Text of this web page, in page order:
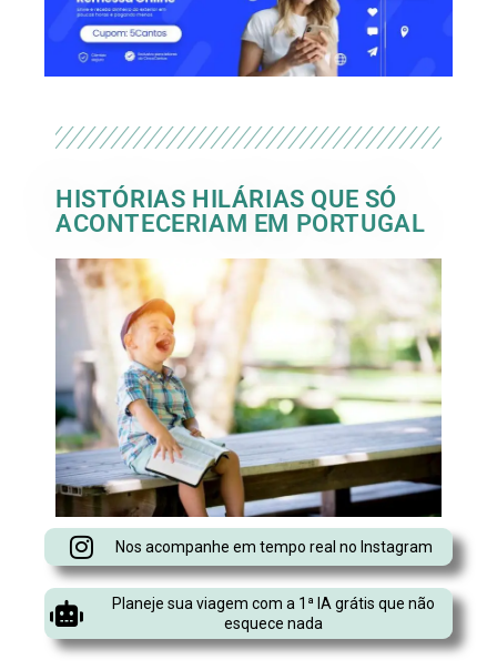
HISTÓRIAS HILÁRIAS QUE SÓ
ACONTECERIAM EM PORTUGAL
Nos acompanhe em tempo real no Instagram
Planeje sua viagem com a 1ª IA grátis que não
esquece nada